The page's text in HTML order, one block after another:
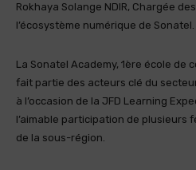
Rokhaya Solange NDIR, Chargée
l’écosystème numérique de Sonatel.
La Sonatel Academy, 1ère école de
fait partie des acteurs clé du
à l’occasion de la JFD Learning
l’aimable participation de plusieurs
de la sous-région.